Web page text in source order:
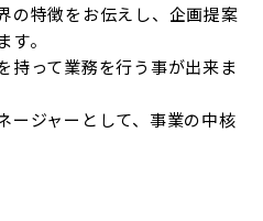
の特徴をお伝えし、企画提案
。
持って業務を行う事が出来ま
ージャーとして、事業の中核